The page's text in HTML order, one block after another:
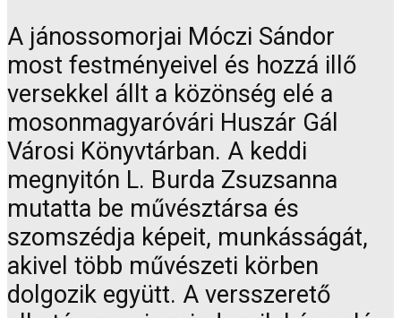
A jánossomorjai Móczi Sándor
most festményeivel és hozzá illő
versekkel állt a közönség elé a
mosonmagyaróvári Huszár Gál
Városi Könyvtárban. A keddi
megnyitón L. Burda Zsuzsanna
mutatta be művésztársa és
szomszédja képeit, munkásságát,
akivel több művészeti körben
dolgozik együtt. A versszerető